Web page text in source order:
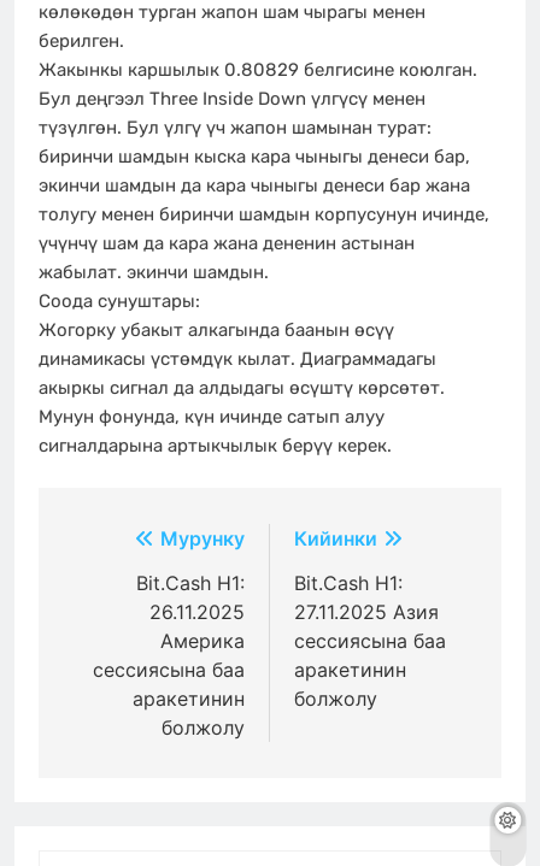
көлөкөдөн турган жапон шам чырагы менен
берилген.
Жакынкы каршылык 0.80829 белгисине коюлган.
Бул деңгээл Three Inside Down үлгүсү менен
түзүлгөн. Бул үлгү үч жапон шамынан турат:
биринчи шамдын кыска кара чыныгы денеси бар,
экинчи шамдын да кара чыныгы денеси бар жана
толугу менен биринчи шамдын корпусунун ичинде,
үчүнчү шам да кара жана дененин астынан
жабылат. экинчи шамдын.
Соода сунуштары:
Жогорку убакыт алкагында баанын өсүү
динамикасы үстөмдүк кылат. Диаграммадагы
акыркы сигнал да алдыдагы өсүштү көрсөтөт.
Мунун фонунда, күн ичинде сатып алуу
сигналдарына артыкчылык берүү керек.
Жазуулар
боюнча
багыттоо
Мурунку
Bit.Cash H1:
26.11.2025
Америка
сессиясына баа
аракетинин
болжолу
Кийинки
Bit.Cash H1:
27.11.2025 Азия
сессиясына баа
аракетинин
болжолу